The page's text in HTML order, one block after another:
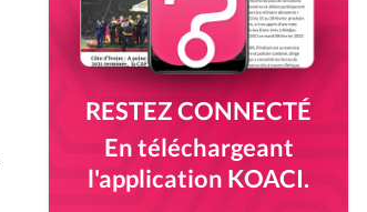
RESTEZ CONNECTÉ
En téléchargeant
l'application KOACI.